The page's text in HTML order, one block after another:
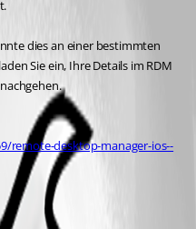
dies an einer bestimmten
Sie ein, Ihre Details im RDM
remote-desktop-manager-ios--